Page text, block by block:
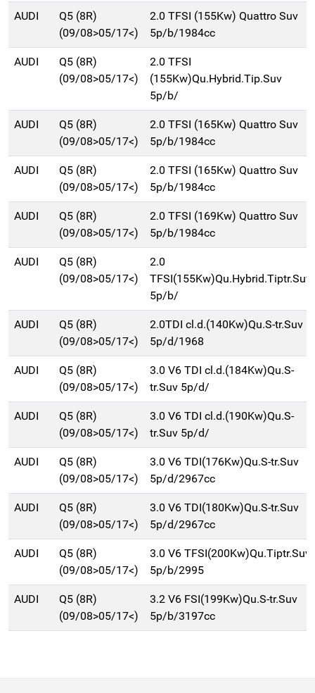
AUDI
Q5 (8R)
(09/08>05/17<)
2.0 TFSI (155Kw) Quattro Suv
5p/b/1984cc
AUDI
Q5 (8R)
(09/08>05/17<)
2.0 TFSI
(155Kw)Qu.Hybrid.Tip.Suv
5p/b/
AUDI
Q5 (8R)
(09/08>05/17<)
2.0 TFSI (165Kw) Quattro Suv
5p/b/1984cc
AUDI
Q5 (8R)
(09/08>05/17<)
2.0 TFSI (165Kw) Quattro Suv
5p/b/1984cc
AUDI
Q5 (8R)
(09/08>05/17<)
2.0 TFSI (169Kw) Quattro Suv
5p/b/1984cc
AUDI
Q5 (8R)
(09/08>05/17<)
2.0
TFSI(155Kw)Qu.Hybrid.Tiptr.Suv
5p/b/
AUDI
Q5 (8R)
(09/08>05/17<)
2.0TDI cl.d.(140Kw)Qu.S-tr.Suv
5p/d/1968
AUDI
Q5 (8R)
(09/08>05/17<)
3.0 V6 TDI cl.d.(184Kw)Qu.S-
tr.Suv 5p/d/
AUDI
Q5 (8R)
(09/08>05/17<)
3.0 V6 TDI cl.d.(190Kw)Qu.S-
tr.Suv 5p/d/
AUDI
Q5 (8R)
(09/08>05/17<)
3.0 V6 TDI(176Kw)Qu.S-tr.Suv
5p/d/2967cc
AUDI
Q5 (8R)
(09/08>05/17<)
3.0 V6 TDI(180Kw)Qu.S-tr.Suv
5p/d/2967cc
AUDI
Q5 (8R)
(09/08>05/17<)
3.0 V6 TFSI(200Kw)Qu.Tiptr.Suv
5p/b/2995
AUDI
Q5 (8R)
(09/08>05/17<)
3.2 V6 FSI(199Kw)Qu.S-tr.Suv
5p/b/3197cc